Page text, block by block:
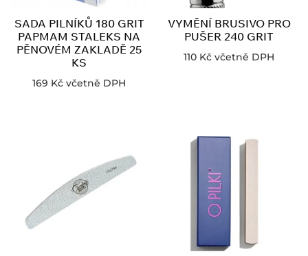
SADA PILNÍKŮ 180 GRIT
PAPMAM STALEKS NA
PĚNOVÉM ZAKLADĚ 25
KS
169 Kč včetně DPH
VYMĚNÍ BRUSIVO PRO
PUŠER 240 GRIT
110 Kč včetně DPH